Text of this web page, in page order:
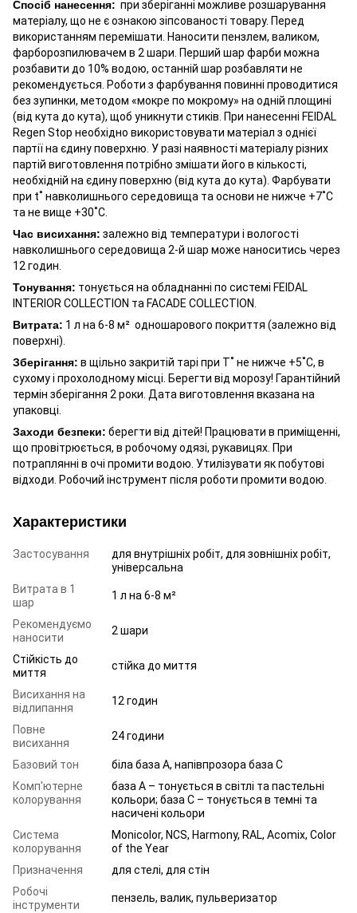
Спосіб нанесення: при зберіганні можливе розшарування
матеріалу, що не є ознакою зіпсованості товару. Перед
використанням перемішати. Наносити пензлем, валиком,
фарборозпилювачем в 2 шари. Перший шар фарби можна
розбавити до 10% водою, останній шар розбавляти не
рекомендується. Роботи з фарбування повинні проводитися
без зупинки, методом «мокре по мокрому» на одній площині
(від кута до кута), щоб уникнути стиків. При нанесенні FEIDAL
Regen Stop необхідно використовувати матеріал з однієї
партії на єдину поверхню. У разі наявності матеріалу різних
партій виготовлення потрібно змішати його в кількості,
необхідній на єдину поверхню (від кута до кута). Фарбувати
при t˚ навколишнього середовища та основи не нижче +7˚С
та не вище +30˚С.
Час висихання: залежно від температури і вологості
навколишнього середовища 2-й шар може наноситись через
12 годин.
Тонування: тонується на обладнанні по системі FEIDAL
INTERIOR COLLECTION та FACADE COLLECTION.
Витрата: 1 л на 6-8 м² одношарового покриття (залежно від
поверхні).
Зберігання: в щільно закритій тарі при T˚ не нижче +5˚С, в
сухому і прохолодному місці. Берегти від морозу! Гарантійний
термін зберігання 2 роки. Дата виготовлення вказана на
упаковці.
Заходи безпеки: берегти від дітей! Працювати в приміщенні,
що провітрюється, в робочому одязі, рукавицях. При
потраплянні в очі промити водою. Утилізувати як побутові
відходи. Робочий інструмент після роботи промити водою.
Характеристики
Застосування
для внутрішніх робіт, для зовнішніх робіт,
універсальна
Витрата в 1
шар
1 л на 6-8 м²
Рекомендуємо
наносити
2 шари
Стійкість до
миття
стійка до миття
Висихання на
відлипання
12 годин
Повне
висихання
24 години
Базовий тон
біла база A, напівпрозора база C
Комп'ютерне
колорування
база А – тонується в світлі та пастельні
кольори; база С – тонується в темні та
насичені кольори
Система
колорування
Monicolor, NCS, Harmony, RAL, Acomix, Color
of the Year
Призначення
для стелі, для стін
Робочі
інструменти
пензель, валик, пульверизатор